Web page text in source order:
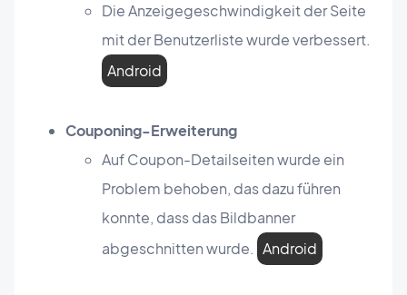
Die Anzeigegeschwindigkeit der Seite
mit der Benutzerliste wurde verbessert.
Android
Couponing-Erweiterung
Auf Coupon-Detailseiten wurde ein
Problem behoben, das dazu führen
konnte, dass das Bildbanner
abgeschnitten wurde. Android